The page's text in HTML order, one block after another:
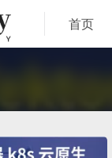
首页